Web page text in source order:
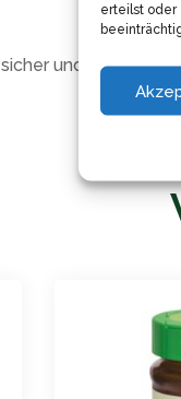
erteilst oder
und schützt